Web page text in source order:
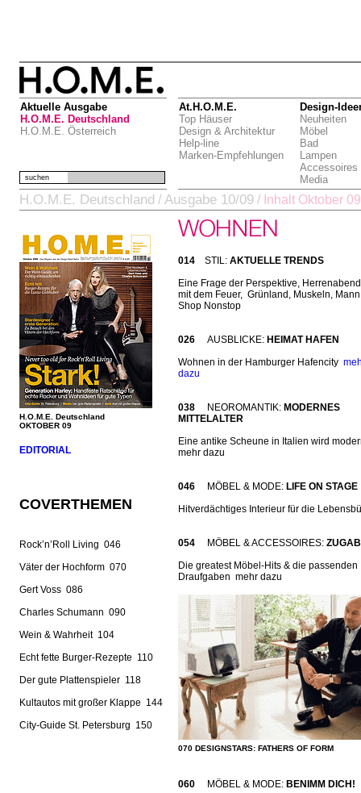
Aktuelle Ausgabe
H.O.M.E. Deutschland
H.O.M.E. Österreich
At.H.O.M.E.
Top Häuser
Design & Architektur
Help-line
Marken-Empfehlungen
Design-
Neuheiten
Möbel
Bad
Lampen
Accessoires
Media
suchen
H.O.M.E. Deutschland / Ausgabe 10/09 / Inhalt Oktober 09
H.O.M.E. Deutschland
OKTOBER 09
EDITORIAL
COVERTHEMEN
Rock’n’Roll Living 046
Väter der Hochform 070
Gert Voss 086
Charles Schumann 090
Wein & Wahrheit 104
Echt fette Burger-Rezepte 110
Der gute Plattenspieler 118
Kultautos mit großer Klappe 144
City-Guide St. Petersburg 150
014 STIL: AKTUELLE TRENDS
Eine Frage der Perspektive,
mit dem Feuer, Grünland, Muskeln,
Shop Nonstop
026 AUSBLICKE: HEIMAT HAFEN
Wohnen in der Hamburger Hafencity
dazu
038 NEOROMANTIK: MODERNES
MITTELALTER
Eine antike Scheune in Italien wird
mehr dazu
046 MÖBEL & MODE: LIFE ON STAGE
Hitverdächtiges Interieur für die
054 MÖBEL & ACCESSOIRES:
Die greatest Möbel-Hits & die passenden
Draufgaben mehr dazu
070 DESIGNSTARS: FATHERS OF FORM
060 MÖBEL & MODE: BENIMM DICH!